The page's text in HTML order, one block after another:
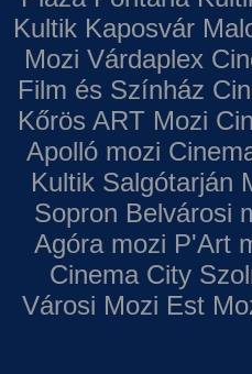
Kultik Kaposvár
Mozi Várdaplex
Film és Színház
Kőrös ART Mozi
Apolló mozi
Kultik Salgótarján
Sopron Belvárosi
Agóra mozi P'Art
Cinema City
Városi Mozi Est